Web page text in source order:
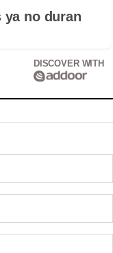
no duran
DISCOVER WITH